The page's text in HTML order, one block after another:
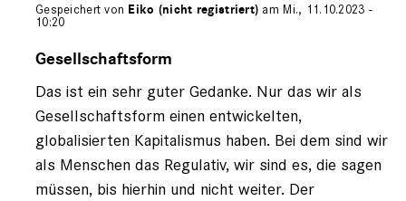
Gespeichert von Eiko (nicht registriert) am Mi., 11.10.2023 -
10:20
auf
Horst
O.
registriert)
Gesellschaftsform
Das ist ein sehr guter Gedanke. Nur das wir als
Gesellschaftsform einen entwickelten,
globalisierten Kapitalismus haben. Bei dem sind wir
als Menschen das Regulativ, wir sind es, die sagen
müssen, bis hierhin und nicht weiter. Der